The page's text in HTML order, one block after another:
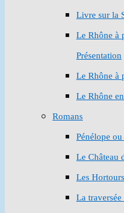
Livre sur la
Le Rhône à
Présentation
Le Rhône à
Le Rhône
Romans
Pénélope
Le Château
Les
La